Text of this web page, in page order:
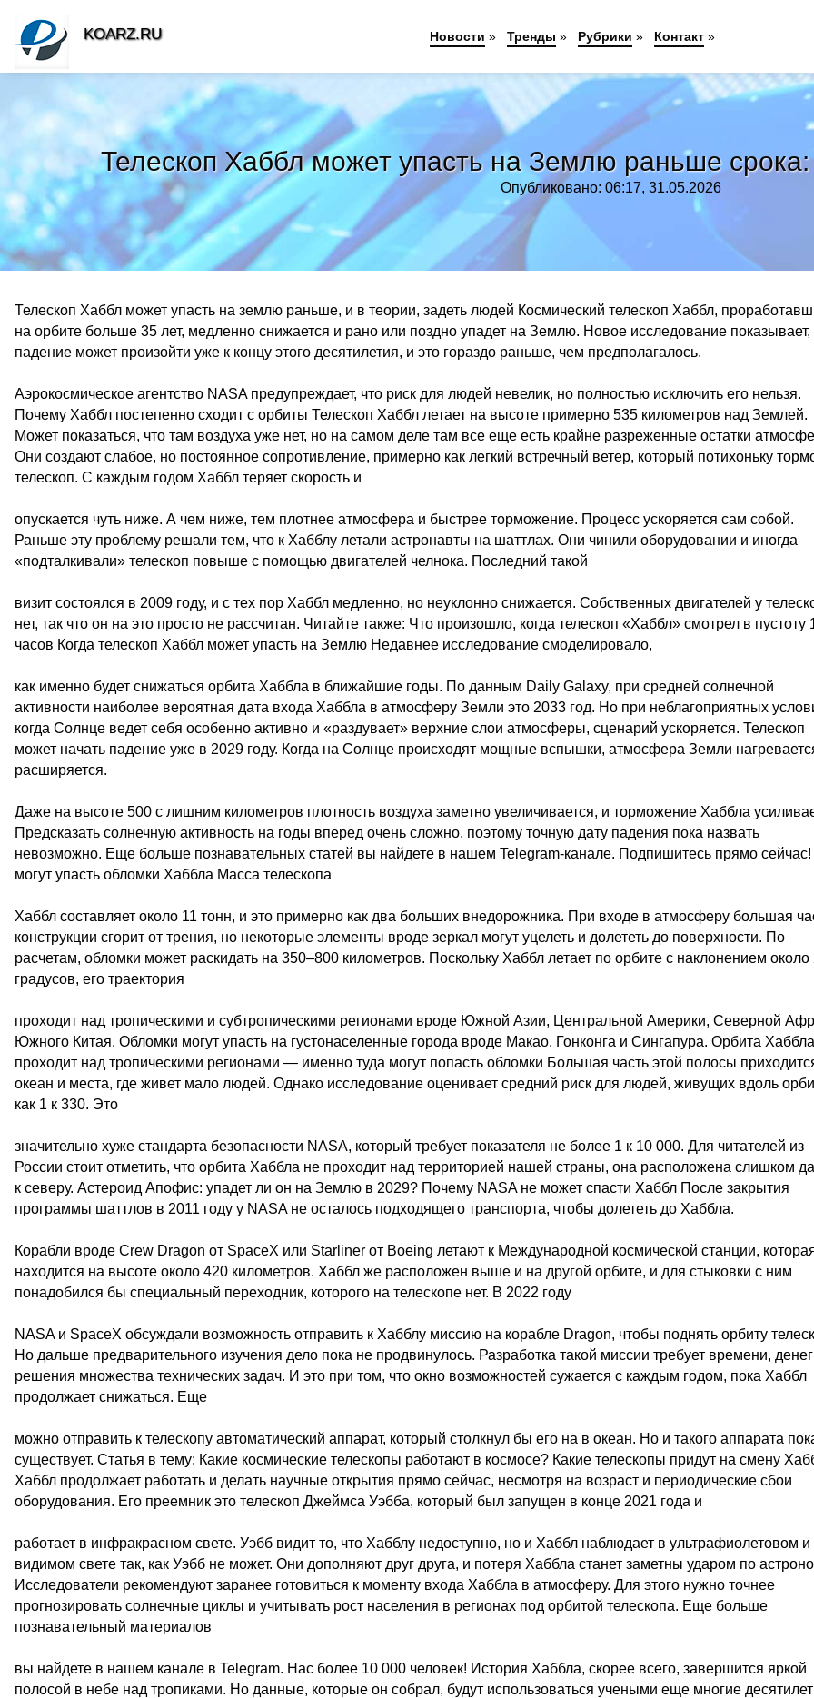
Телескоп Хаббл может упасть на Землю раньше
Опубликовано: 06:17, 31.05.2026
Телескоп Хаббл может упасть на землю раньше, и в теории, задеть людей Космический телескоп Хаббл,
на орбите больше 35 лет, медленно снижается и рано или поздно упадет на Землю. Новое исследование показывает,
падение может произойти уже к концу этого десятилетия, и это гораздо раньше, чем предполагалось.
Аэрокосмическое агентство NASA предупреждает, что риск для людей невелик, но полностью исключить его нельзя.
Почему Хаббл постепенно сходит с орбиты Телескоп Хаббл летает на высоте примерно 535 километров над Землей.
Может показаться, что там воздуха уже нет, но на самом деле там все еще есть крайне разреженные остатки
Они создают слабое, но постоянное сопротивление, примерно как легкий встречный ветер, который потихоньку
телескоп. С каждым годом Хаббл теряет скорость и
опускается чуть ниже. А чем ниже, тем плотнее атмосфера и быстрее торможение. Процесс ускоряется сам собой.
Раньше эту проблему решали тем, что к Хабблу летали астронавты на шаттлах. Они чинили оборудовании и иногда
«подталкивали» телескоп повыше с помощью двигателей челнока. Последний такой
визит состоялся в 2009 году, и с тех пор Хаббл медленно, но неуклонно снижается. Собственных двигателей у
нет, так что он на это просто не рассчитан. Читайте также: Что произошло, когда телескоп «Хаббл» смотрел в пустоту
часов Когда телескоп Хаббл может упасть на Землю Недавнее исследование смоделировало,
как именно будет снижаться орбита Хаббла в ближайшие годы. По данным Daily Galaxy, при средней солнечной
активности наиболее вероятная дата входа Хаббла в атмосферу Земли это 2033 год. Но при неблагоприятных
когда Солнце ведет себя особенно активно и «раздувает» верхние слои атмосферы, сценарий ускоряется. Телескоп
может начать падение уже в 2029 году. Когда на Солнце происходят мощные вспышки, атмосфера Земли
расширяется.
Даже на высоте 500 с лишним километров плотность воздуха заметно увеличивается, и торможение Хаббла
Предсказать солнечную активность на годы вперед очень сложно, поэтому точную дату падения пока назвать
невозможно. Еще больше познавательных статей вы найдете в нашем Telegram-канале. Подпишитесь прямо сейчас!
могут упасть обломки Хаббла Масса телескопа
Хаббл составляет около 11 тонн, и это примерно как два больших внедорожника. При входе в атмосферу большая
конструкции сгорит от трения, но некоторые элементы вроде зеркал могут уцелеть и долететь до поверхности. По
расчетам, обломки может раскидать на 350–800 километров. Поскольку Хаббл летает по орбите с наклонением около
градусов, его траектория
проходит над тропическими и субтропическими регионами вроде Южной Азии, Центральной Америки, Северной
Южного Китая. Обломки могут упасть на густонаселенные города вроде Макао, Гонконга и Сингапура. Орбита Хаббла
проходит над тропическими регионами — именно туда могут попасть обломки Большая часть этой полосы
океан и места, где живет мало людей. Однако исследование оценивает средний риск для людей, живущих вдоль
как 1 к 330. Это
значительно хуже стандарта безопасности NASA, который требует показателя не более 1 к 10 000. Для читателей из
России стоит отметить, что орбита Хаббла не проходит над территорией нашей страны, она расположена слишком
к северу. Астероид Апофис: упадет ли он на Землю в 2029? Почему NASA не может спасти Хаббл После закрытия
программы шаттлов в 2011 году у NASA не осталось подходящего транспорта, чтобы долететь до Хаббла.
Корабли вроде Crew Dragon от SpaceX или Starliner от Boeing летают к Международной космической станции,
находится на высоте около 420 километров. Хаббл же расположен выше и на другой орбите, и для стыковки с ним
понадобился бы специальный переходник, которого на телескопе нет. В 2022 году
NASA и SpaceX обсуждали возможность отправить к Хабблу миссию на корабле Dragon, чтобы поднять орбиту
Но дальше предварительного изучения дело пока не продвинулось. Разработка такой миссии требует времени,
решения множества технических задач. И это при том, что окно возможностей сужается с каждым годом, пока Хаббл
продолжает снижаться. Еще
можно отправить к телескопу автоматический аппарат, который столкнул бы его на в океан. Но и такого аппарата
существует. Статья в тему: Какие космические телескопы работают в космосе? Какие телескопы придут на смену
Хаббл продолжает работать и делать научные открытия прямо сейчас, несмотря на возраст и периодические сбои
оборудования. Его преемник это телескоп Джеймса Уэбба, который был запущен в конце 2021 года и
работает в инфракрасном свете. Уэбб видит то, что Хабблу недоступно, но и Хаббл наблюдает в ультрафиолетовом и
видимом свете так, как Уэбб не может. Они дополняют друг друга, и потеря Хаббла станет заметны ударом по
Исследователи рекомендуют заранее готовиться к моменту входа Хаббла в атмосферу. Для этого нужно точнее
прогнозировать солнечные циклы и учитывать рост населения в регионах под орбитой телескопа. Еще больше
познавательный материалов
вы найдете в нашем канале в Telegram. Нас более 10 000 человек! История Хаббла, скорее всего, завершится яркой
полосой в небе над тропиками. Но данные, которые он собрал, будут использоваться учеными еще многие
KOARZ.RU Новости » Тренды » Рубрики » Контакт »